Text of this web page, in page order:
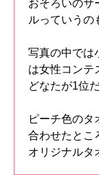
おそろいのサ
ルっていうの
写真の中では
は女性コンテ
どなたが1位
ピーチ色のタ
合わせたとこ
オリジナルタ